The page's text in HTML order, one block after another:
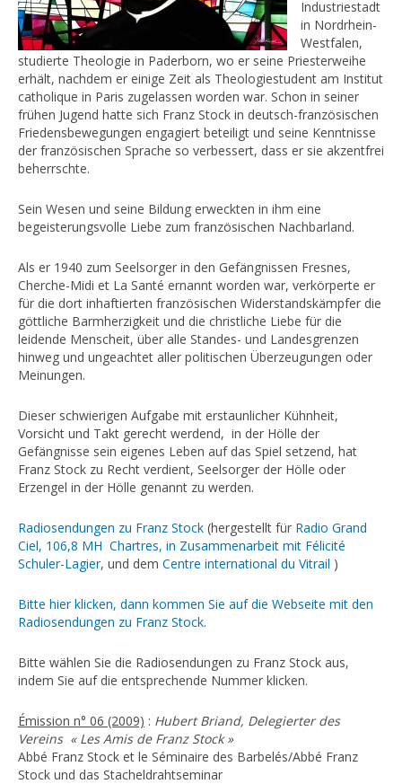
Lebenslauf von Franz Stock (1904-1948)
Das Grab von Abbé Franz Stock auf dem Friedhof von Thiais
CENTRE FRANZ STOCK
Die Stiftung
Gründungsmitglieder
Stiftungssatzung
Aktionen
Kolloquium 2013
Ausstellung 2013
Internationale Beziehungen
Publikationen
Studienförderung
Geplante Projekte
Spendenfaltblatt
Ich will mich beteiligen
DIE KIRCHE VON RECHÈVRES
Das Grab von Franz Stock
Franz Stock als Bildergeschichte
Anfahrt
Industriestadt
in Nordrhein-
Westfalen,
studierte Theologie in Paderborn, wo er seine Priesterweihe
erhält, nachdem er einige Zeit als Theologiestudent am Institut
catholique in Paris zugelassen worden war. Schon in seiner
frühen Jugend hatte sich Franz Stock in deutsch-französischen
Friedensbewegungen engagiert beteiligt und seine Kenntnisse
der französischen Sprache so verbessert, dass er sie akzentfrei
beherrschte.
Sein Wesen und seine Bildung erweckten in ihm eine
begeisterungsvolle Liebe zum französischen Nachbarland.
Als er 1940 zum Seelsorger in den Gefängnissen Fresnes,
Cherche-Midi et La Santé ernannt worden war, verkörperte er
für die dort inhaftierten französischen Widerstandskämpfer die
göttliche Barmherzigkeit und die christliche Liebe für die
leidende Menscheit, über alle Standes- und Landesgrenzen
hinweg und ungeachtet aller politischen Überzeugungen oder
Meinungen.
Dieser schwierigen Aufgabe mit erstaunlicher Kühnheit,
Vorsicht und Takt gerecht werdend, in der Hölle der
Gefängnisse sein eigenes Leben auf das Spiel setzend, hat
Franz Stock zu Recht verdient, Seelsorger der Hölle oder
Erzengel in der Hölle genannt zu werden.
Radiosendungen zu Franz Stock (hergestellt für Radio Grand
Ciel, 106,8 MH Chartres, in Zusammenarbeit mit Félicité
Schuler-Lagier, und dem Centre international du Vitrail )
Bitte hier klicken, dann kommen Sie auf die Webseite mit den
Radiosendungen zu Franz Stock.
Bitte wählen Sie die Radiosendungen zu Franz Stock aus,
indem Sie auf die entsprechende Nummer klicken.
Émission n° 06 (2009) : Hubert Briand, Delegierter des
Vereins « Les Amis de Franz Stock »
Abbé Franz Stock et le Séminaire des Barbelés/Abbé Franz
Stock und das Stacheldrahtseminar